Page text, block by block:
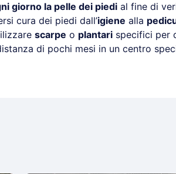
giorno la pelle dei piedi al fine di
cura dei piedi dall’igiene alla
scarpe o plantari specifici per
di pochi mesi in un centro